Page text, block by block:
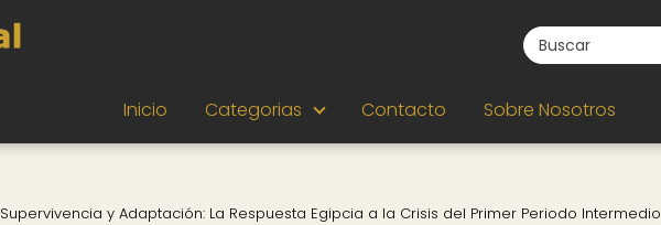
Inicio Categorias Contacto Sobre Nosotros
Supervivencia y Adaptación: La Respuesta Egipcia a la Crisis del Primer Periodo Intermedio